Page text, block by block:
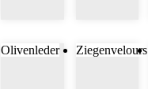
Olivenleder Ziegenvelours